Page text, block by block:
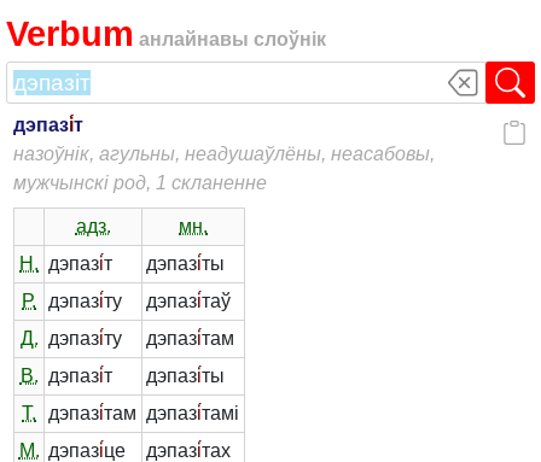
Verbum анлайнавы слоўнік
дэпазі́т
назоўнік, агульны, неадушаўлёны, неасабовы,
мужчынскі род, 1 скланенне
адз.
мн.
Н. дэпазі́т дэпазі́ты
Р.
дэпазі́ту дэпазі́таў
Д. дэпазі́ту дэпазі́там
В. дэпазі́т дэпазі́ты
Т.
дэпазі́там дэпазі́тамі
М. дэпазі́це дэпазі́тах